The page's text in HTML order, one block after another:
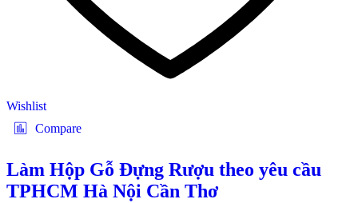
Wishlist
Compare
Làm Hộp Gỗ Đựng Rượu theo yêu cầu
TPHCM Hà Nội Cần Thơ